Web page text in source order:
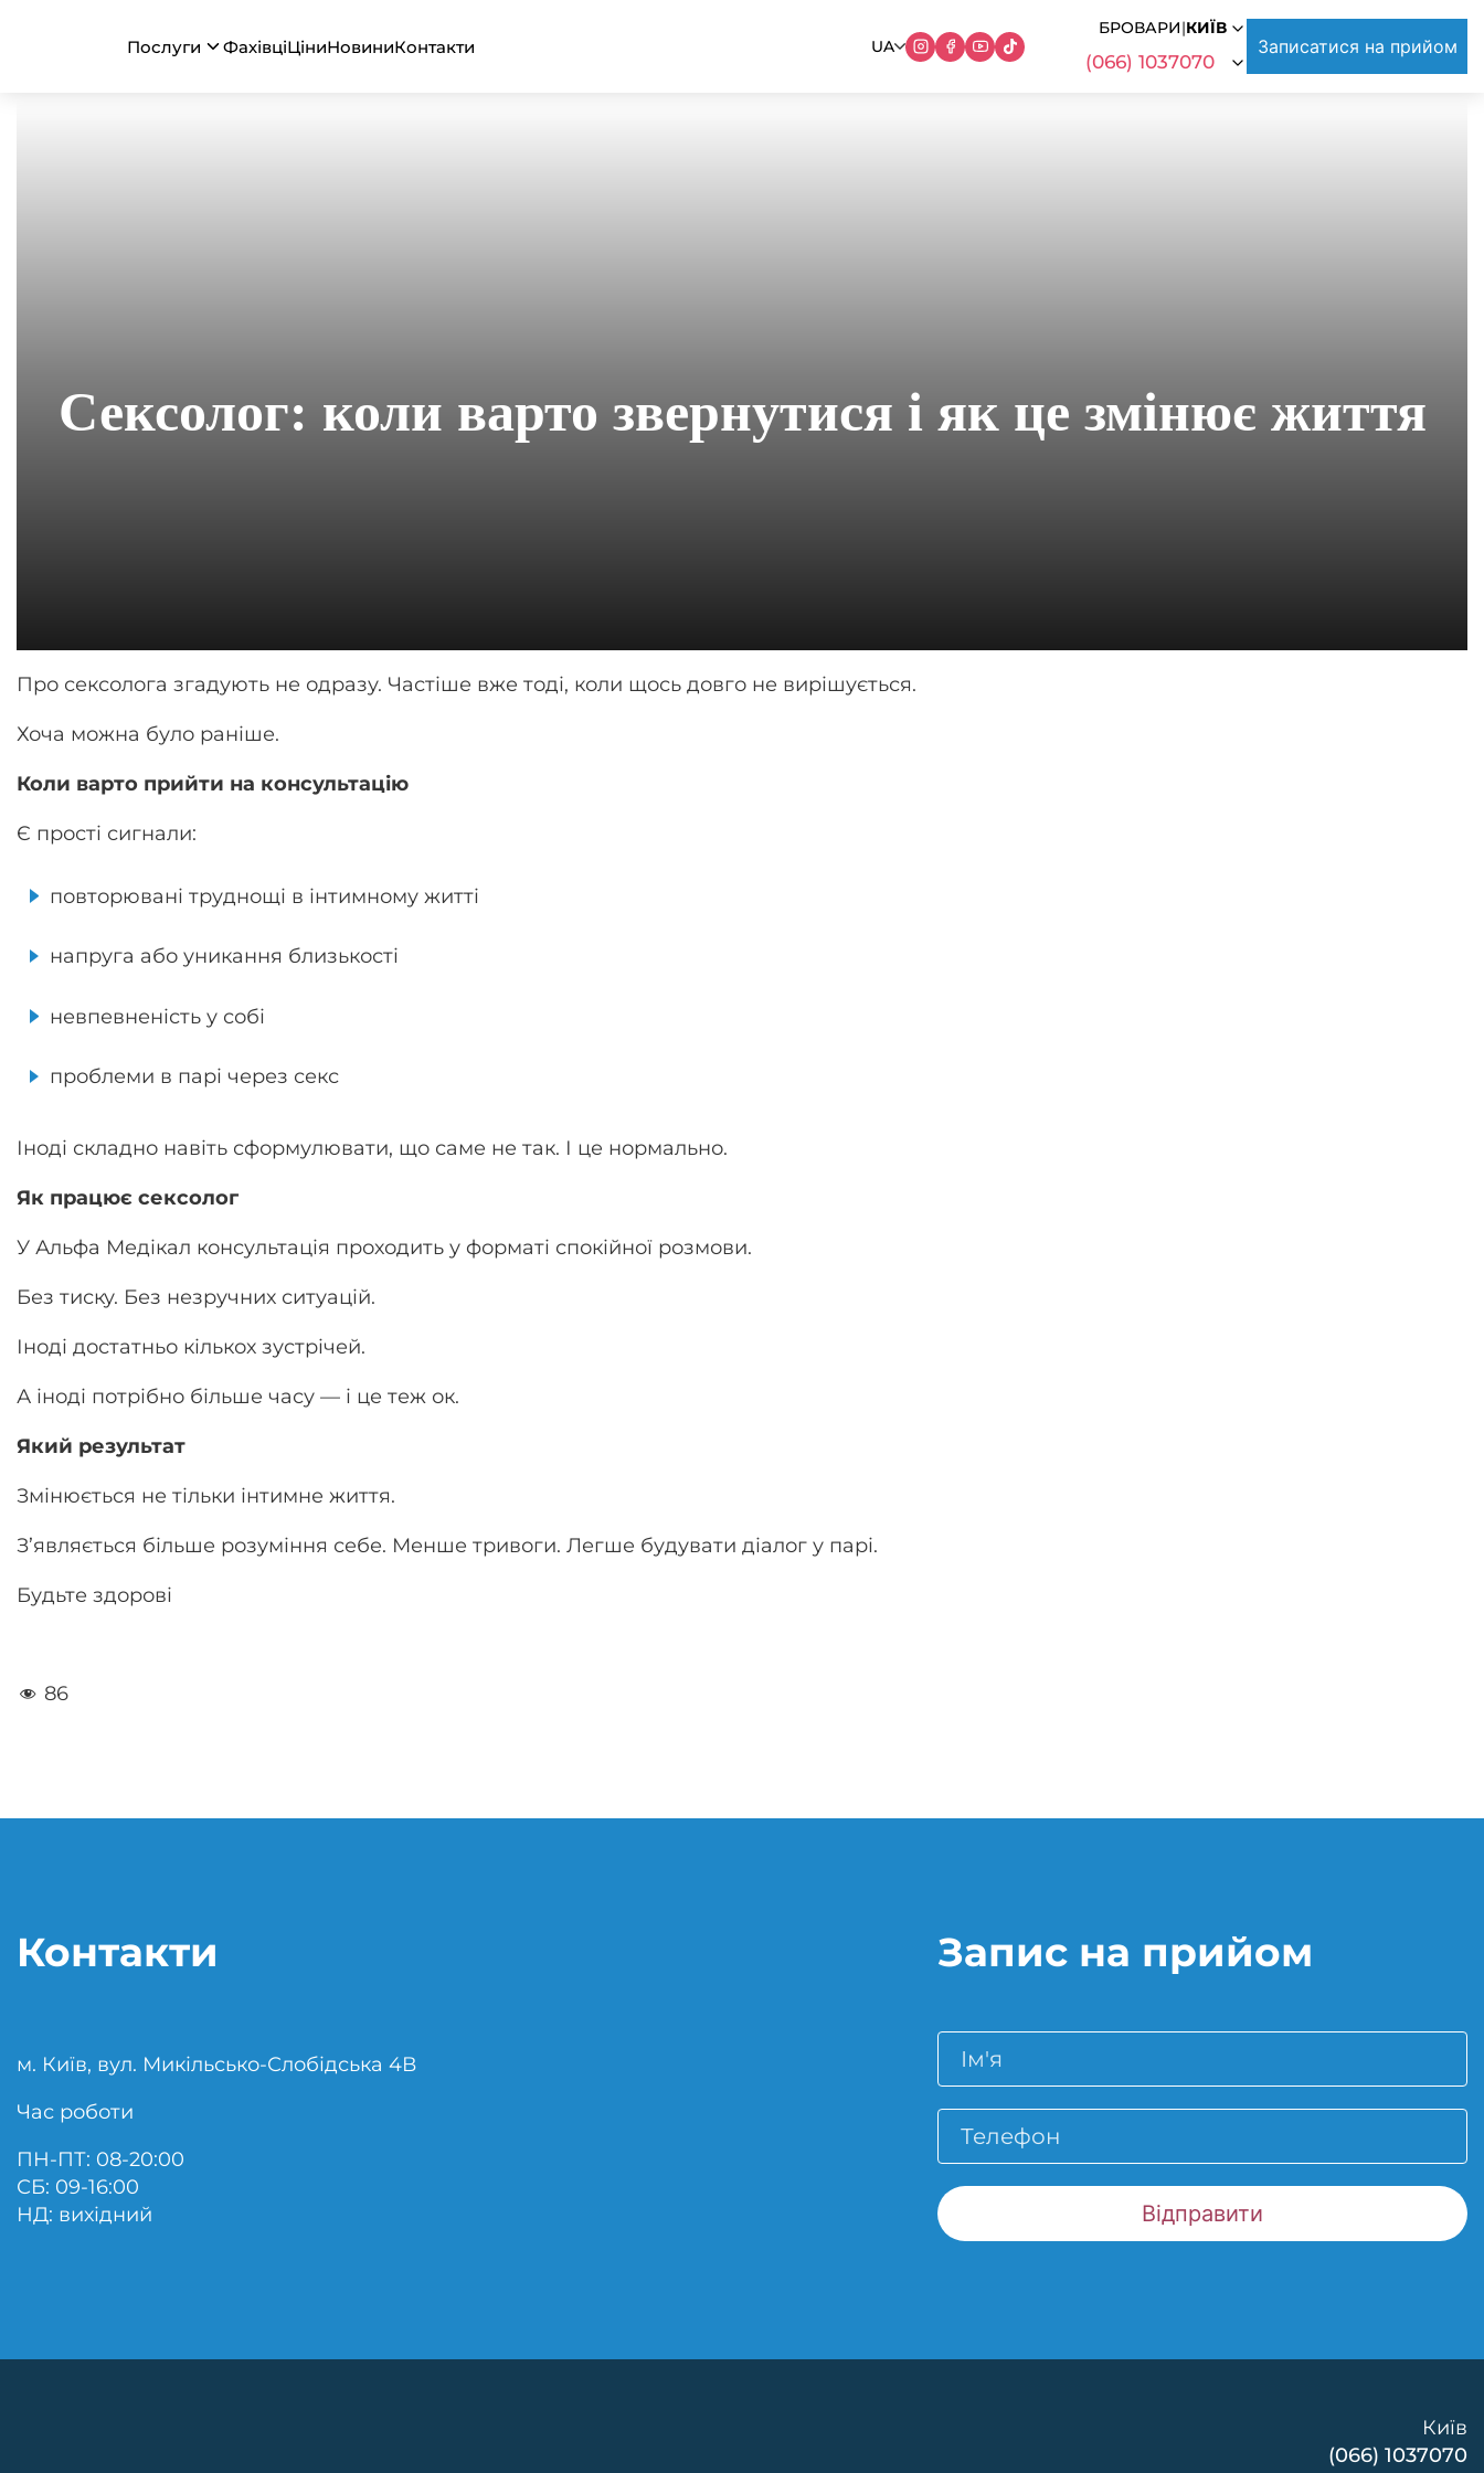
Послуги ФахівціЦіниНовиниКонтакти UA
БРОВАРИ|КИЇВ
(066) 1037070
Записатися на прийом
Сексолог: коли варто звернутися і як це змінює життя
Про сексолога згадують не одразу. Частіше вже тоді, коли щось довго не вирішується.
Хоча можна було раніше.
Коли варто прийти на консультацію
Є прості сигнали:
повторювані труднощі в інтимному житті
напруга або уникання близькості
невпевненість у собі
проблеми в парі через секс
Іноді складно навіть сформулювати, що саме не так. І це нормально.
Як працює сексолог
У Альфа Медікал консультація проходить у форматі спокійної розмови.
Без тиску. Без незручних ситуацій.
Іноді достатньо кількох зустрічей.
А іноді потрібно більше часу — і це теж ок.
Який результат
Змінюється не тільки інтимне життя.
З’являється більше розуміння себе. Менше тривоги. Легше будувати діалог у парі.
Будьте здорові
86
Контакти
м. Київ, вул. Микільсько-Слобідська 4В
Час роботи
ПН-ПТ: 08-20:00
СБ: 09-16:00
НД: вихідний
Запис на прийом
Київ
(066) 1037070